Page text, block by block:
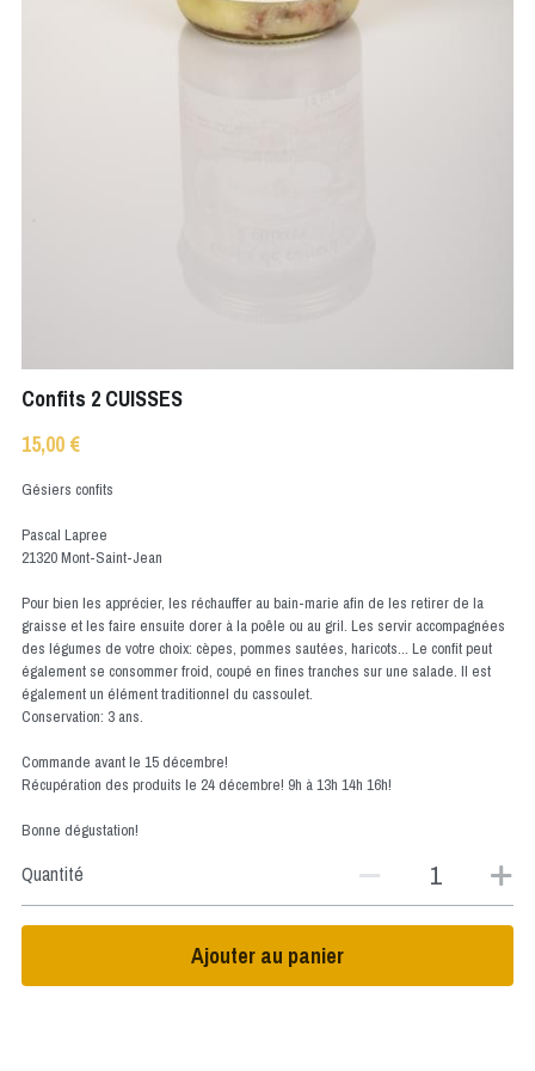
Confits 2 CUISSES
15,00 €
Gésiers confits
Pascal Lapree
21320 Mont-Saint-Jean
Pour bien les apprécier, les réchauffer au bain-marie afin de les retirer de la
graisse et les faire ensuite dorer à la poêle ou au gril. Les servir accompagnées
des légumes de votre choix: cèpes, pommes sautées, haricots... Le confit peut
également se consommer froid, coupé en fines tranches sur une salade. Il est
également un élément traditionnel du cassoulet.
Conservation: 3 ans.
Commande avant le 15 décembre!
Récupération des produits le 24 décembre! 9h à 13h 14h 16h!
Bonne dégustation!
Quantité
Ajouter au panier